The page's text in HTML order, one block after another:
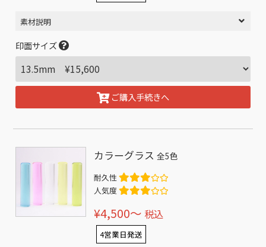
素材説明
印面サイズ
ご購入手続きへ
カラーグラス全5色
耐久性
人気度
¥4,500〜 税込
4営業日発送